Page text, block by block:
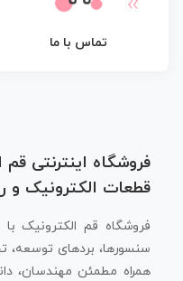
تماس با ما
فروشگاه اینترنتی
قطعات الکترونیک و
فروشگاه قم الکترونیک با
سنسورها، بردهای توسعه،
همراه مطمئن مهندسان،